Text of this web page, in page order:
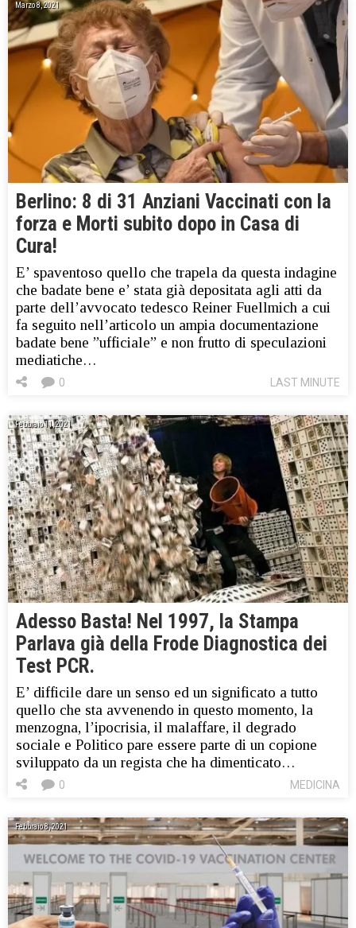
Marzo 8, 2021
Berlino: 8 di 31 Anziani Vaccinati con la
forza e Morti subito dopo in Casa di
Cura!
E’ spaventoso quello che trapela da questa indagine
che badate bene e’ stata già depositata agli atti da
parte dell’avvocato tedesco Reiner Fuellmich a cui
fa seguito nell’articolo un ampia documentazione
badate bene ”ufficiale” e non frutto di speculazioni
mediatiche…
LAST MINUTE
0
Febbraio 11, 2021
Adesso Basta! Nel 1997, la Stampa
Parlava già della Frode Diagnostica dei
Test PCR.
E’ difficile dare un senso ed un significato a tutto
quello che sta avvenendo in questo momento, la
menzogna, l’ipocrisia, il malaffare, il degrado
sociale e Politico pare essere parte di un copione
sviluppato da un regista che ha dimenticato…
MEDICINA
0
Febbraio 8, 2021